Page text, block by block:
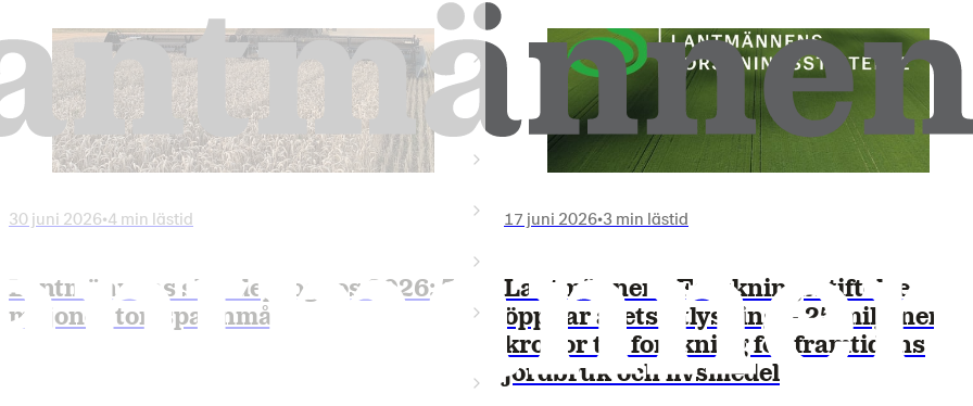
30 juni 2026•4 min lästid
Lantmännens skördeprognos 2026: 5
miljoner ton spannmål
17 juni 2026•3 min lästid
Lantmännens Forskningsstiftelse
öppnar årets utlysning – 25 miljoner
kronor till forskning för framtidens
jordbruk och livsmedel